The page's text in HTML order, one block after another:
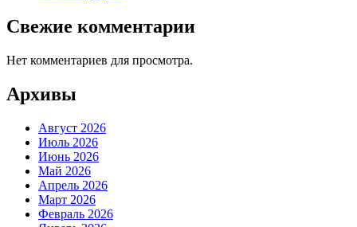
Свежие комментарии
Нет комментариев для просмотра.
Архивы
Август 2026
Июль 2026
Июнь 2026
Май 2026
Апрель 2026
Март 2026
Февраль 2026